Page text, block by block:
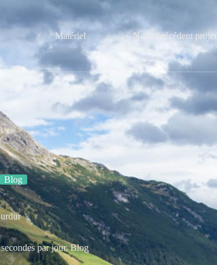
Matériel Notre précédent projet
Blog
par jour,Blog